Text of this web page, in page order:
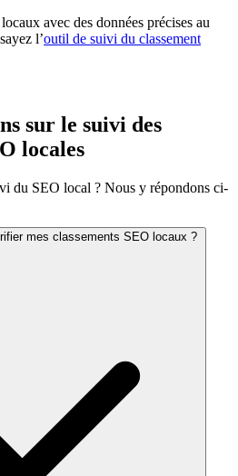
avec des données précises au
l’outil de suivi du classement
sur le suivi des
locales
du SEO local ? Nous y répondons ci-
mes classements SEO locaux ?